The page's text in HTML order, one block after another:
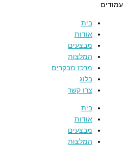
עמודים
בית
אודות
מבצעים
המלצות
מרכז מבקרים
בלוג
צרו קשר
בית
אודות
מבצעים
המלצות